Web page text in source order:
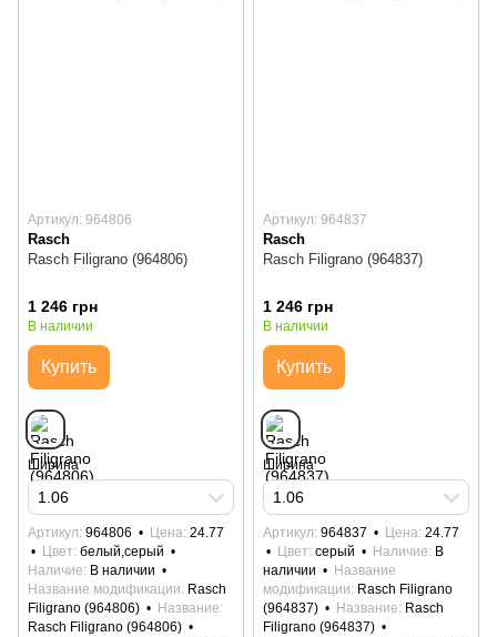
Артикул: 964806
Rasch
Rasch Filigrano (964806)
1 246 грн
В наличии
Купить
Ширина
1.06
Артикул 964806 Цена 24.77
Цвет белый,серый
Наличие
В наличии
Название модификации
Rasch
Filigrano (964806)
Название
Rasch Filigrano (964806)
Артикул: 964837
Rasch
Rasch Filigrano (964837)
1 246 грн
В наличии
Купить
Ширина
1.06
Артикул 964837 Цена 24.77
Цвет серый Наличие
В
наличии
Название
модификации
Rasch Filigrano
(964837)
Название
Rasch
Filigrano (964837)